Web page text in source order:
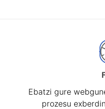
Ebatzi gure
prozesu